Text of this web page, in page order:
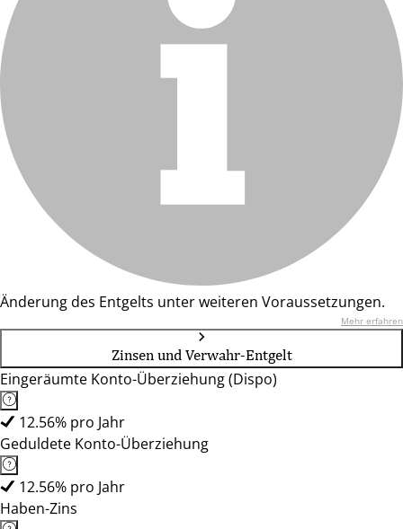
Änderung des Entgelts unter weiteren Voraussetzungen.
Mehr erfahren
Zinsen und Verwahr-Entgelt
Eingeräumte Konto-Überziehung (Dispo)
12.56% pro Jahr
Geduldete Konto-Überziehung
12.56% pro Jahr
Haben-Zins